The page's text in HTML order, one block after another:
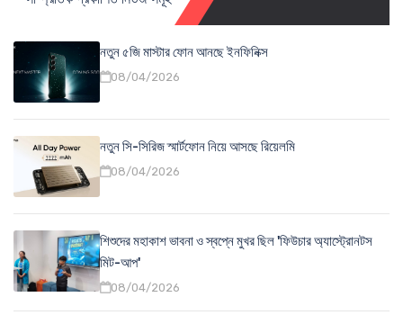
নতুন ৫জি মাস্টার ফোন আনছে ইনফিনিক্স
08/04/2026
নতুন সি-সিরিজ স্মার্টফোন নিয়ে আসছে রিয়েলমি
08/04/2026
শিশুদের মহাকাশ ভাবনা ও স্বপ্নে মুখর ছিল 'ফিউচার অ্যাস্ট্রোনটস
মিট-আপ'
08/04/2026